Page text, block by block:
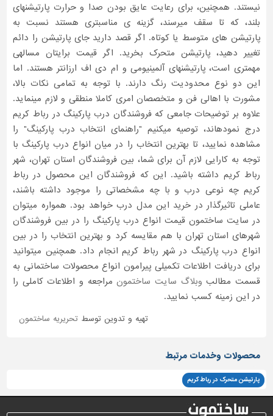
نیستند. همچنین، برای رعایت عایق بودن صدا و حرارت پارتیشنهای
بلند، که تا سقف میرسند، گزینه ی مناسبتری هستند نسبت به
پارتیشن های متوسط یا کوتاه. اگر قصد دارید جای پارتیشن را دائم
تغییر دهید، پارتیشن متحرک بخرید. اگر قیمت برایتان مسالهی
مهمتری است، پارتیشنهای آلمینیومی و ام دی اف ارزانتر هستند. اما
این دو نوع محدودیت رنگ دارند. با توجه به تمامی نکات بالا،
مشورت با اهالی فن و متخصصان امری کاملا منطقی و لازم مینماید.
علاوه بر توضیحات جامعی که فروشندگان درب پارکینگ در رباط کریم
درج نمودهاند، توصیه میکنیم "راهنمای انتخاب درب پارکینگ" را
مشاهده نمایید، تا بهترین انتخاب را در میان انواع درب پارکینگ با
توجه به کارایی لازم آن برای شما، بین فروشندگان استان تهران، شهر
رباط کریم داشته باشید. این که فروشندگان این محصول در رباط
کریم چه نوعی درب و با چه مشخصاتی را موجود داشته باشند،
عاملی تاثیرگذار در خرید این مدل درب خواهد بود. همواره میتوان
در سایت ساختمون قیمت انواع درب پارکینگ را در بین فروشندگان
شهرهای استان تهران با هم مقایسه کرد و بهترین انتخاب را در بین
انواع درب پارکینگ در شهر رباط کریم انجام داد. همچنین میتوانید
برای دریافت اطلاعات تکمیلی پیرامون انواع محصولات ساختمانی به
قسمت مطالب وبلاگ سایت ساختمونمراجعه و اطلاعات کاملی را
در این زمینه کسب نمایید.
تهیه و تدوین توسط تحریریه ساختمون
محصولات وخدمات مرتبط
پارتیشن متحرک در رباط کریم